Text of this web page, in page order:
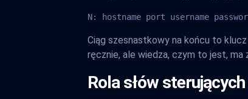
N: hostname port username
Ciąg szesnastkowy na końcu to
ręcznie, ale wiedza, czym to jest, ma
Rola słów